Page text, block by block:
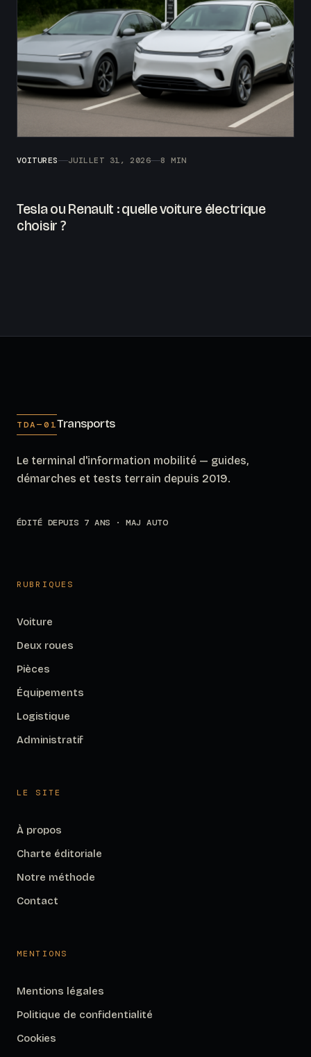
VOITURES JUILLET 31, 2026 8 MIN
Tesla ou Renault : quelle voiture électrique
choisir ?
TDA—01Transports
Le terminal d'information mobilité — guides,
démarches et tests terrain depuis 2019.
ÉDITÉ DEPUIS 7 ANS · MAJ AUTO
RUBRIQUES
Voiture
Deux roues
Pièces
Équipements
Logistique
Administratif
LE SITE
À propos
Charte éditoriale
Notre méthode
Contact
MENTIONS
Mentions légales
Politique de confidentialité
Cookies